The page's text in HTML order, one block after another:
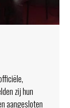
zij hun
aangesloten